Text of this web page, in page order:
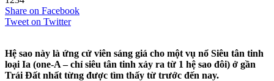
Share on Facebook
Tweet on Twitter
Hệ sao này là ứng cử viên sáng giá cho một vụ nổ Siêu tân tinh
loại Ia (one-A – chỉ siêu tân tinh xảy ra từ 1 hệ sao đôi) ở gần
Trái Đất nhất từng được tìm thấy từ trước đến nay.